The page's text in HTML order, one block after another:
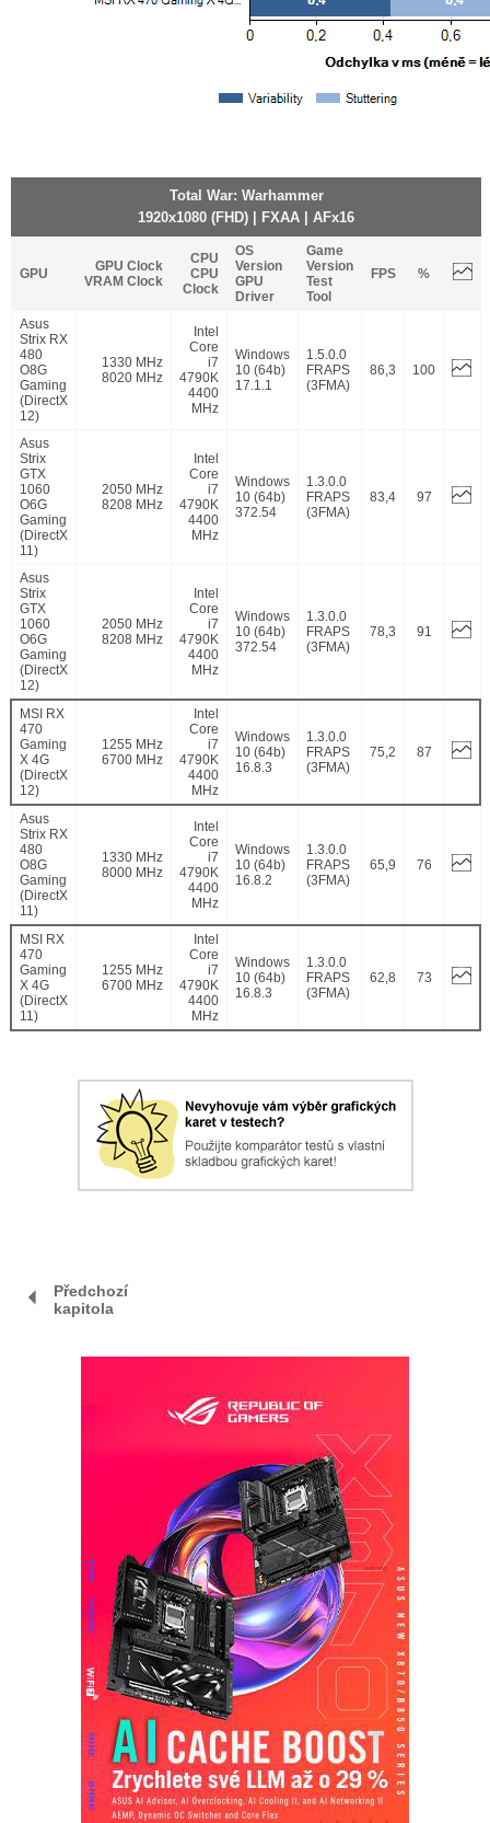
Total War: Warhammer
1920x1080 (FHD) | FXAA | AFx16
GPU
GPU Clock
VRAM Clock
CPU
CPU
Clock
OS
Version
GPU
Driver
Game
Version
Test
Tool
FPS %
Asus
Strix RX
480
O8G
Gaming
(DirectX
12)
1330 MHz
8020 MHz
Intel
Core
i7
4790K
4400
MHz
Windows
10 (64b)
17.1.1
1.5.0.0
FRAPS
(3FMA)
86,3 100
Asus
Strix
GTX
1060
O6G
Gaming
(DirectX
11)
2050 MHz
8208 MHz
Intel
Core
i7
4790K
4400
MHz
Windows
10 (64b)
372.54
1.3.0.0
FRAPS
(3FMA)
83,4 97
Asus
Strix
GTX
1060
O6G
Gaming
(DirectX
12)
2050 MHz
8208 MHz
Intel
Core
i7
4790K
4400
MHz
Windows
10 (64b)
372.54
1.3.0.0
FRAPS
(3FMA)
78,3 91
MSI RX
470
Gaming
X 4G
(DirectX
12)
1255 MHz
6700 MHz
Intel
Core
i7
4790K
4400
MHz
Windows
10 (64b)
16.8.3
1.3.0.0
FRAPS
(3FMA)
75,2 87
Asus
Strix RX
480
O8G
Gaming
(DirectX
11)
1330 MHz
8000 MHz
Intel
Core
i7
4790K
4400
MHz
Windows
10 (64b)
16.8.2
1.3.0.0
FRAPS
(3FMA)
65,9 76
MSI RX
470
Gaming
X 4G
(DirectX
11)
1255 MHz
6700 MHz
Intel
Core
i7
4790K
4400
MHz
Windows
10 (64b)
16.8.3
1.3.0.0
FRAPS
(3FMA)
62,8 73
Předchozí
kapitola